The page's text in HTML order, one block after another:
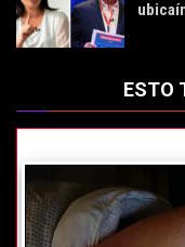
ESTO